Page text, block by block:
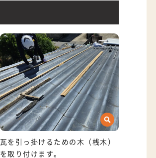
瓦を引っ掛けるための木（桟木）
を取り付けます。